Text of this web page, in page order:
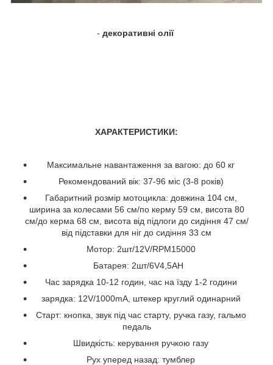
- декоративні олії
ХАРАКТЕРИСТИКИ:
Максимальне навантаження за вагою: до 60 кг
Рекомендований вік: 37-96 міс (3-8 років)
Габаритний розмір мотоцикла: довжина 104 см,
ширина за колесами 56 см/по керму 59 см, висота 80
см/до керма 68 см, висота від підлоги до сидіння 47 см/
від підставки для ніг до сидіння 33 см
Мотор: 2шт/12V/RPM15000
Батарея: 2шт/6V4,5AH
Час зарядка 10-12 годин, час на їзду 1-2 години
зарядка: 12V/1000mA, штекер круглий одинарний
Старт: кнопка, звук під час старту, ручка газу, гальмо
педаль
Швидкість: керування ручкою газу
Рух уперед назад: тумблер